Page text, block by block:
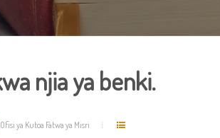
njia ya benki.
Ofisi ya Kutoa Fatwa ya Misri